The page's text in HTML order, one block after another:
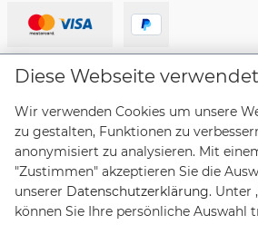
Lieferanten
Vertrag
Diese Webseite
Wir verwenden Cookies um unsere
zu gestalten, Funktionen zu
anonymisiert zu analysieren. Mit
"Zustimmen" akzeptieren Sie die
unserer Datenschutzerklärung. Unter
können Sie Ihre persönliche Auswahl